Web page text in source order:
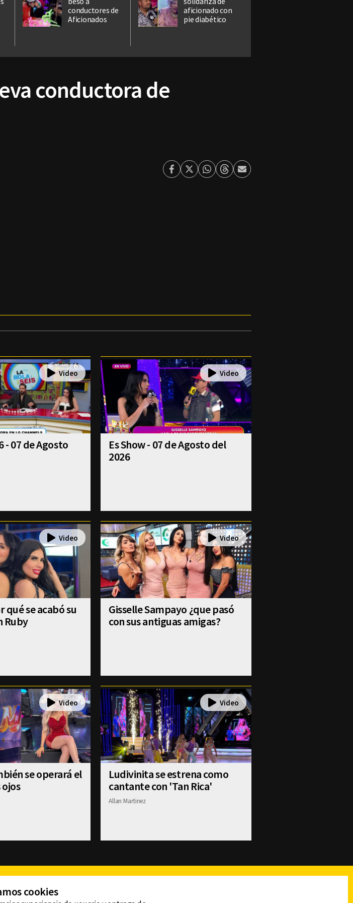
conductores de
Aficionados
aficionado con
pie diabético
conductora de
Facebook
TwitterWhatsapp
ThreadsEnviar
- 07 de Agosto
Es Show - 07 de Agosto del
2026
qué se acabó su
Ruby
Gisselle Sampayo ¿que pasó
con sus antiguas amigas?
se operará el
Ludivinita se estrena como
cantante con 'Tan Rica'
Allan Martinez
cookies